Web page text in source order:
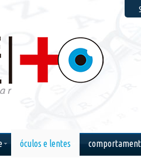
óculos e lentes